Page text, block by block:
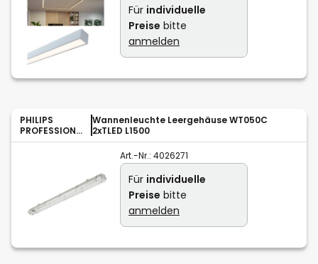
Für individuelle
Preise bitte
anmelden
PHILIPS
PROFESSIONA
L
Wannenleuchte Leergehäuse WT050C
2xTLED L1500
Art.-Nr.: 4026271
Für individuelle
Preise bitte
anmelden